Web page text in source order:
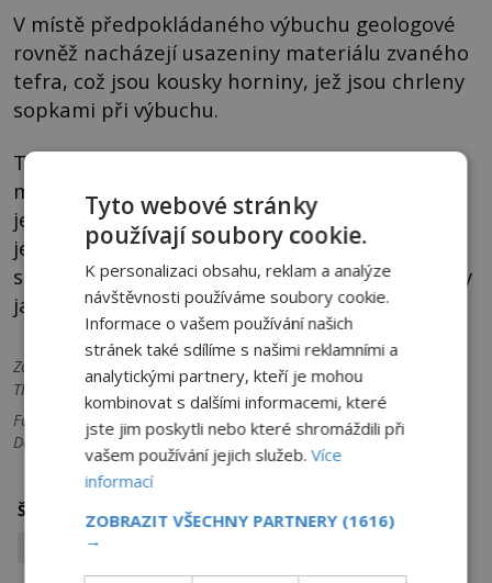
V místě předpokládaného výbuchu geologové
rovněž nacházejí usazeniny materiálu zvaného
tefra, což jsou kousky horniny, jež jsou chrleny
sopkami při výbuchu.
To by za normálních okolností podporovalo
mnohem střízlivější teorii vulkanické exploze,
jenže v místech na Sinajském poloostrově, kde
je tohoto materiálu silná vrstva, se žádná
sopka nenachází! Jde snad skutečně o následky
jaderného výbuchu?
Zdroje informací: Války bohů a lidí - Zecharia Sitchin, Wikipedie,
The Jerusalem Post, The New York Times
Foto: 1 Pixabay 2 John Martin / Creative Commons / Volné dílo 3
Dentren / Creative Commons / GFDL
Štítky: atomová bomba
Sodoma a Gomora
Tyto webové stránky
používají soubory cookie.
K personalizaci obsahu, reklam a analýze
návštěvnosti používáme soubory cookie.
Informace o vašem používání našich
stránek také sdílíme s našimi reklamními a
analytickými partnery, kteří je mohou
kombinovat s dalšími informacemi, které
jste jim poskytli nebo které shromáždili při
vašem používání jejich služeb.Více
informací
ZOBRAZIT VŠECHNY PARTNERY (1616)
→